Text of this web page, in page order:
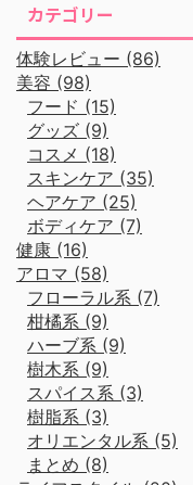
カテゴリー
体験レビュー (86)
美容 (98)
フード (15)
グッズ (9)
コスメ (18)
スキンケア (35)
ヘアケア (25)
ボディケア (7)
健康 (16)
アロマ (58)
フローラル系 (7)
柑橘系 (9)
ハーブ系 (9)
樹木系 (9)
スパイス系 (3)
樹脂系 (3)
オリエンタル系 (5)
まとめ (8)